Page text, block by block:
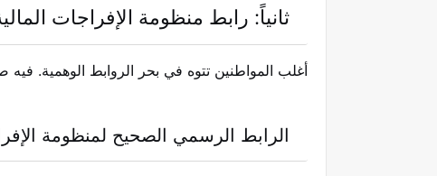
ثانياً: رابط منظومة الإفراجات
أغلب المواطنين تتوه في بحر الروابط الوهمية. فيه
الرابط الرسمي الصحيح لمنظومة